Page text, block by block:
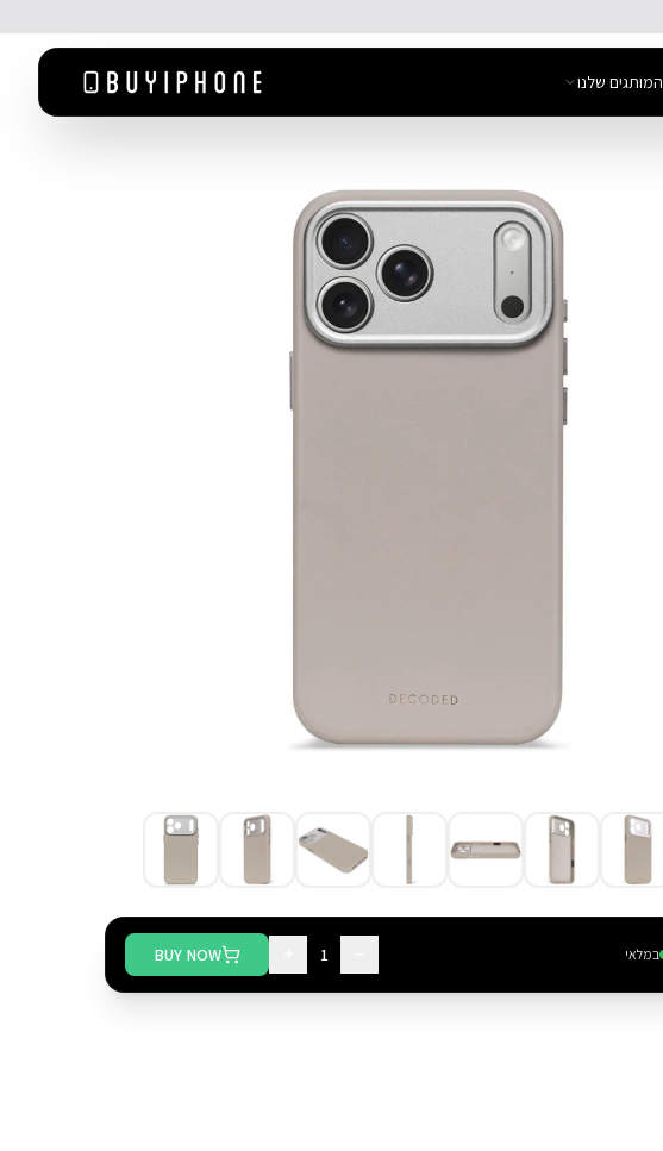
המותגים שלנו
במלאי 1
BUY NOW